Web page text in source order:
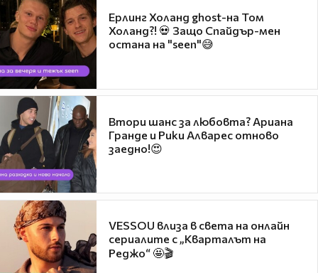
Ерлинг Холанд ghost-на Том
Холанд?! 💀 Защо Спайдър-мен
остана на "seen"😅
Втори шанс за любовта? Ариана
Гранде и Рики Алварес отново
заедно!😍
VESSOU влиза в света на онлайн
сериалите с „Кварталът на
Реджо“ 🤩🎬